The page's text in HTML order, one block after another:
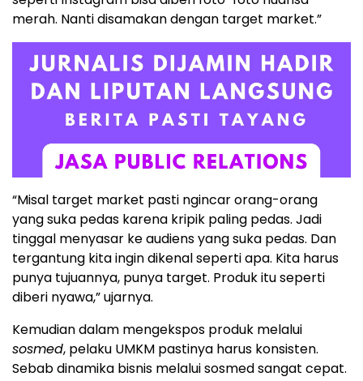
merah. Nanti disamakan dengan target market.”
“Misal target market pasti ngincar orang-orang
yang suka pedas karena kripik paling pedas. Jadi
tinggal menyasar ke audiens yang suka pedas. Dan
tergantung kita ingin dikenal seperti apa. Kita harus
punya tujuannya, punya target. Produk itu seperti
diberi nyawa,” ujarnya.
Kemudian dalam mengekspos produk melalui
sosmed, pelaku UMKM pastinya harus konsisten.
Sebab dinamika bisnis melalui sosmed sangat cepat.